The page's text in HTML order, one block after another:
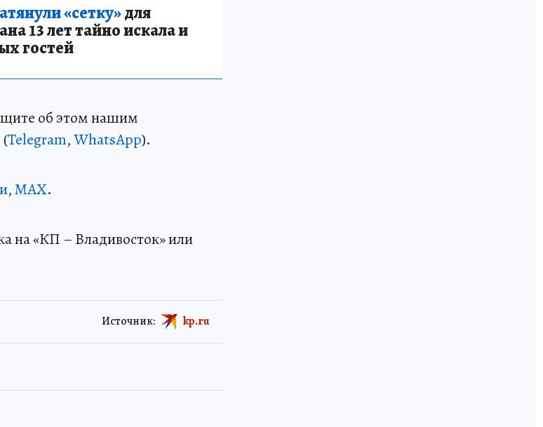
«сетку»для
13 лет тайно искала и
гостей
об этом нашим
Telegram,WhatsApp).
,MAX.
на «КП – Владивосток» или
Источник: kp.ru